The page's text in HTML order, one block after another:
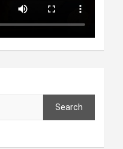
Search